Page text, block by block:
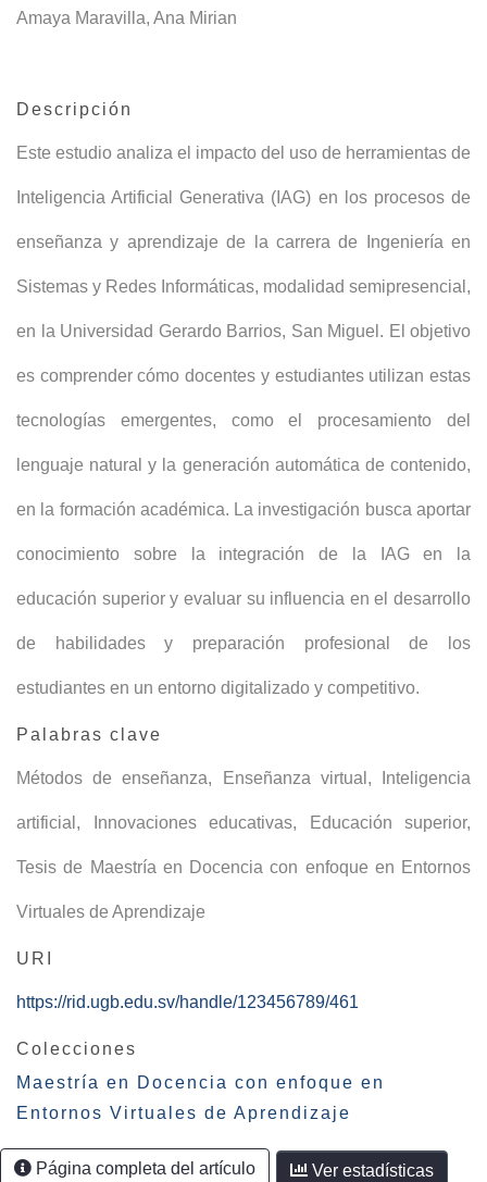
Amaya Maravilla, Ana Mirian
Descripción
Este estudio analiza el impacto del uso de herramientas de
Inteligencia Artificial Generativa (IAG) en los procesos de
enseñanza y aprendizaje de la carrera de Ingeniería en
Sistemas y Redes Informáticas, modalidad semipresencial,
en la Universidad Gerardo Barrios, San Miguel. El objetivo
es comprender cómo docentes y estudiantes utilizan estas
tecnologías emergentes, como el procesamiento del
lenguaje natural y la generación automática de contenido,
en la formación académica. La investigación busca aportar
conocimiento sobre la integración de la IAG en la
educación superior y evaluar su influencia en el desarrollo
de habilidades y preparación profesional de los
estudiantes en un entorno digitalizado y competitivo.
Palabras clave
Métodos de enseñanza, Enseñanza virtual , Inteligencia
artificial , Innovaciones educativas, Educación superior,
Tesis de Maestría en Docencia con enfoque en Entornos
Virtuales de Aprendizaje
URI
https://rid.ugb.edu.sv/handle/123456789/461
Colecciones
Maestría en Docencia con enfoque en
Entornos Virtuales de Aprendizaje
Página completa del artículo Ver estadísticas